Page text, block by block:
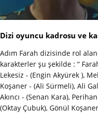
Dizi oyuncu kadrosu ve
Adım Farah dizisinde rol
karakterler şu şekilde : “
Lekesiz - (Engin Akyürek ),
Koşaner - (Ali Sürmeli), Ali
Akıncı - (Senan Kara),
(Oktay Çubuk), Gönül